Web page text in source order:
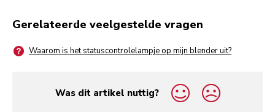
Gerelateerde veelgestelde vragen
Waarom is het statuscontrolelampje op mijn blender uit?
Was dit artikel nuttig?
yes
no